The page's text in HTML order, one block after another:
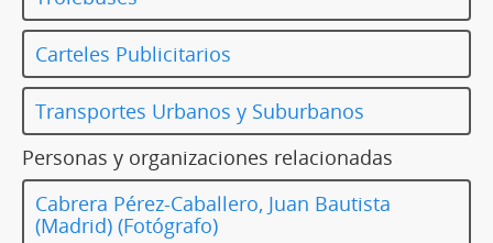
Carteles Publicitarios
Transportes Urbanos y Suburbanos
Personas y organizaciones relacionadas
Cabrera Pérez-Caballero, Juan Bautista
(Madrid) (Fotógrafo)